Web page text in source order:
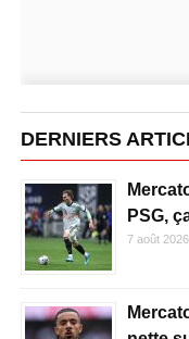
DERNIERS
PSG,
7 août 2026